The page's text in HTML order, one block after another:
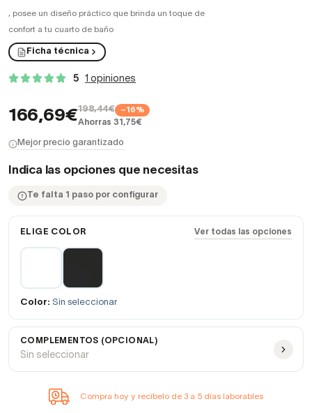
, posee un diseño práctico que brinda un toque de
confort a tu cuarto de baño
Ficha técnica
5 1 opiniones
166,69€198,44€ −16%
Ahorras 31,75€
Mejor precio garantizado
Indica las opciones que necesitas
Te falta 1 paso por configurar
ELIGE COLOR Ver todas las opciones
Color: Sin seleccionar
COMPLEMENTOS (OPCIONAL)
Sin seleccionar
Compra hoy y recíbelo de 3 a 5 días laborables